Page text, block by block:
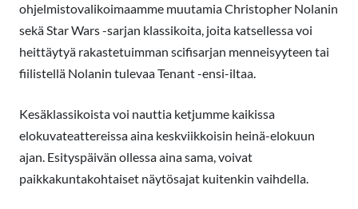
ohjelmistovalikoimaamme muutamia Christopher Nolanin
sekä Star Wars -sarjan klassikoita, joita katsellessa voi
heittäytyä rakastetuimman scifisarjan menneisyyteen tai
fiilistellä Nolanin tulevaa Tenant -ensi-iltaa.
Kesäklassikoista voi nauttia ketjumme kaikissa
elokuvateattereissa aina keskviikkoisin heinä-elokuun
ajan. Esityspäivän ollessa aina sama, voivat
paikkakuntakohtaiset näytösajat kuitenkin vaihdella.